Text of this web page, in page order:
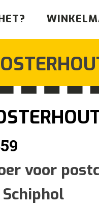
Prijsklasse:
€150
tot
voor